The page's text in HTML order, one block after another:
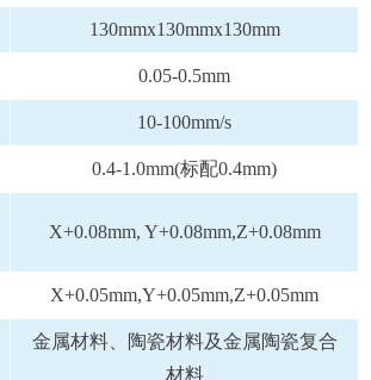
130mmx130mmx130mm
0.05-0.5mm
10-100mm/s
0.4-1.0mm(标配0.4mm)
X+0.08mm, Y+0.08mm,Z+0.08mm
X+0.05mm,Y+0.05mm,Z+0.05mm
金属材料、陶瓷材料及金属陶瓷复合
材料